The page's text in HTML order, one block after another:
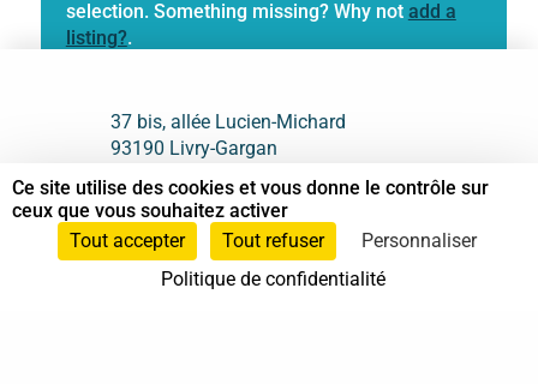
selection. Something missing? Why not add a
listing?.
37 bis, allée Lucien-Michard
93190 Livry-Gargan
06 61 87 28 09
Nous contacter
Ce site utilise des cookies et vous donne le contrôle sur
ceux que vous souhaitez activer
Tout accepter
Tout refuser
Personnaliser
Politique de confidentialité